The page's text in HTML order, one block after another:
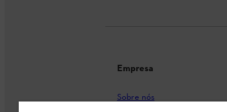
Empresa
Sobre nós